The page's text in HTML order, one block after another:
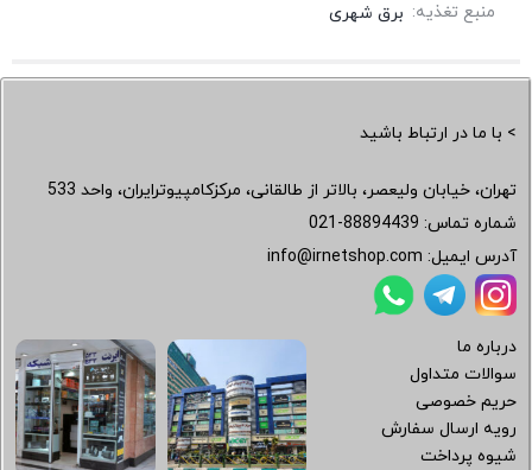
منبع تغذیه: برق شهری
> با ما در ارتباط باشید
تهران، خیابان ولیعصر، بالاتر از طالقانی، مرکزکامپیوترایران، واحد 533
شماره تماس: 021-88894439
آدرس ایمیل: info@irnetshop.com
درباره ما
سوالات متداول
حریم خصوصی
رویه ارسال سفارش
شیوه پرداخت